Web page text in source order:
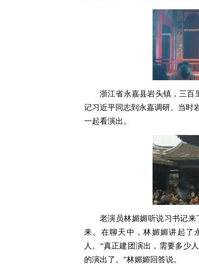
浙江省永嘉县岩头镇，三百
记习近平同志到永嘉调研。当时
一起看演出。
老演员林媚媚听说习书记
来。在聊天中，林媚媚讲起了
人。“真正建团演出，需要多少
的演出了。”林媚媚回答说。